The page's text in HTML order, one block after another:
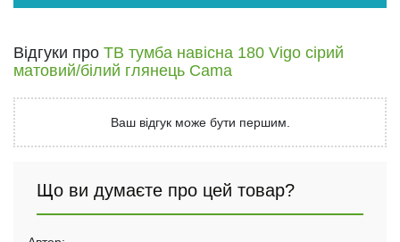
Відгуки про ТВ тумба навісна 180 Vigo сірий
матовий/білий глянець Cama
Ваш відгук може бути першим.
Що ви думаєте про цей товар?